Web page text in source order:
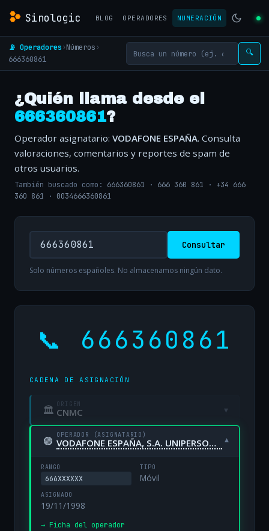
Sinologic BLOG OPERADORES NUMERACIÓN
📡 Operadores›Números›
666360861
🔍
¿Quién llama desde el
666360861?
Operador asignatario: VODAFONE ESPAÑA. Consulta
valoraciones, comentarios y reportes de spam de
otros usuarios.
También buscado como: 666360861 · 666 360 861 · +34 666
360 861 · 0034666360861
Consultar
Solo números españoles. No almacenamos ningún dato.
📞 666360861
CADENA DE ASIGNACIÓN
🏛 ORIGEN
CNMC ▾
🟢 OPERADOR (ASIGNATARIO)
VODAFONE ESPAÑA, S.A. UNIPERSONAL ▾
RANGO
666XXXXXX
TIPO
Móvil
ASIGNADO
19/11/1998
→ Ficha del operador